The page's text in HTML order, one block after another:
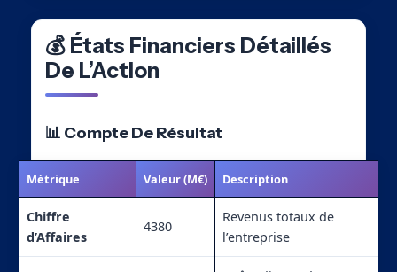
💰 États Financiers Détaillés
De L’Action
📊 Compte De Résultat
Métrique Valeur (M€) Description
Chiffre
d’Affaires
4380
Revenus totaux de
l’entreprise